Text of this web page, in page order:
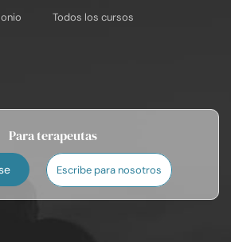
Todos los cursos
Para terapeutas
Escribe para nosotros